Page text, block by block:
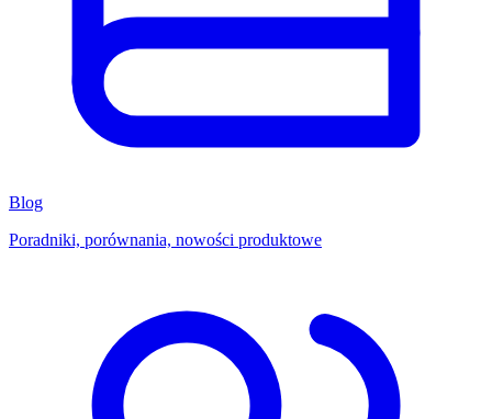
Blog
Poradniki, porównania, nowości produktowe